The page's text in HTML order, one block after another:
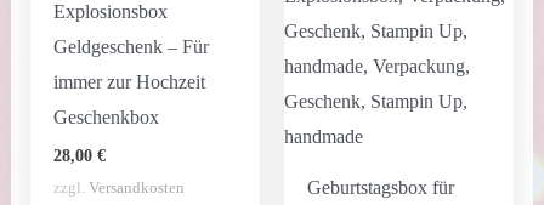
Explosionsbox
Geldgeschenk – Für
immer zur Hochzeit
Geschenkbox
28,00 €
zzgl. Versandkosten
Geburtstagsbox für